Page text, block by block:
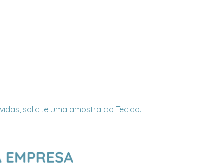
solicite uma amostra do Tecido.